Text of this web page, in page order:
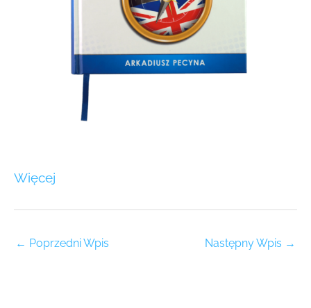
Więcej
← Poprzedni Wpis Następny Wpis →